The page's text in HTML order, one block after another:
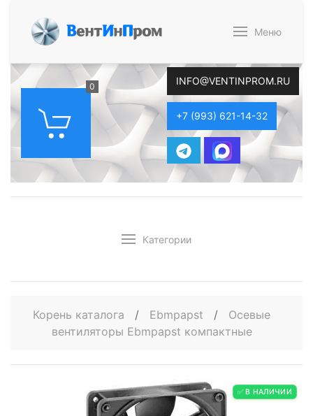
ВентИнПром Меню
0 INFO@VENTINPROM.RU
+7 (993) 621-14-32
Категории
Корень каталога / Ebmpapst /
Осевые
вентиляторы Ebmpapst компактные
✅ В НАЛИЧИИ